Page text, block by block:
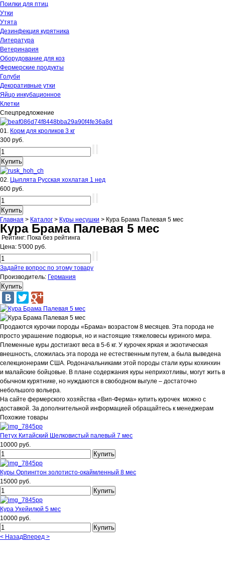
Поилки для птиц
Утки
Утята
Дезинфекция курятника
Литература
Ветеринария
Оборудование для коз
Фермерские продукты
Голуби
Декоративные утки
Яйцо инкубационное
Клетки
Спецпредложение
01. Корм для кроликов 3 кг
300 руб.
02. Цыплята Русская хохлатая 1 нед
600 руб.
Главная > Каталог > Куры несушки > Кура Брама Палевая 5 мес
Кура Брама Палевая 5 мес
Рейтинг: Пока без рейтинга
Цена: 5'000 руб.
Задайте вопрос по этому товару
Производитель: Германия
Продаются курочки породы «Брама» возрастом 8 месяцев. Эта порода не
просто украшение подворья, но и настоящие тяжеловесы куриного мира.
Племенные куры достигают веса в 5-6 кг. У курочек яркая и экзотическая
внешность, сложилась эта порода не естественным путем, а была выведена
селекционерами США. Родоначальниками этой породы стали куры кохинхин
и малайские бойцовые. В плане содержания куры неприхотливы, могут жить в
обычном курятнике, но нуждаются в свободном выгуле – достаточно
небольшого вольера.
На сайте фермерского хозяйства «Вип-Ферма» купить курочек можно с
доставкой. За дополнительной информацией обращайтесь к менеджерам
Похожие товары
Петух Китайский Шелковистый палевый 7 мес
10000 руб.
Куры Орпингтон золотисто-окаймленный 8 мес
15000 руб.
Кура Ухейилюй 5 мес
10000 руб.
< НазадВперед >